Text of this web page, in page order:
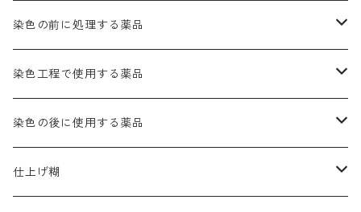
染料一覧ー100g入り
染料一覧ー500g入り
黒色系
ピンクMB｜ピンク色
ブルーMB（定番の色合い）
バイオレットMFB
緑色系
ダークグリンMG（定番の色合い）
グリーンMB｜緑色
茶色系
ダークブロンMFB｜こげ茶色
ブロンHNR｜こげ茶色
黒色系
ブラックMK（赤みの黒色）
白色系（定番の色合い）
カッチ｜茶系
霧島産・晩秋茶｜黄金色（赤みの黄色）｜準備中
ハイドロサルファイトコンク
45cm×45cm（ハンカチ）｜端の始末も綿糸｜タグなし
54cm×54cm（バンダナ）｜端の始末も綿糸｜タグなし
ローダミンB｜赤紫色｜マゼンダ色
酸性剤
ソーダ灰｜アルカリ性のPH調整剤
硫酸第一鉄｜鉄媒染剤
刷毛
摺込み刷毛（スリコミハケ）ー夏毛（硬いタイプ）
摺込み刷毛（スリコミハケ）ー冬毛（柔らかいタイプ）
ローケツ筆
ローケツ用筆｜1本～販売
ローケツ用筆ー10%off｜20本セットお取り寄せ品
洋型紙（9番手｜中薄口、10番手｜中厚口）
有償サンプル品｜約20cm×27cm
張木｜入荷待ち
染色の前に処理する薬品
精練剤｜汚れ落とし剤｜針状マルセル石鹸
糊落とし剤｜ソルベンCA
濃染処理剤｜ソルバックスPS－900
染色工程で使用する薬品
染料の吸収促進剤
酢酸｜絹・羊毛・ナイロンに使用する
染料のムラ染め抑制剤（均染剤）
染色の後に使用する薬品
ソーピング剤｜未定着の染料を除去すること
仕上げ糊